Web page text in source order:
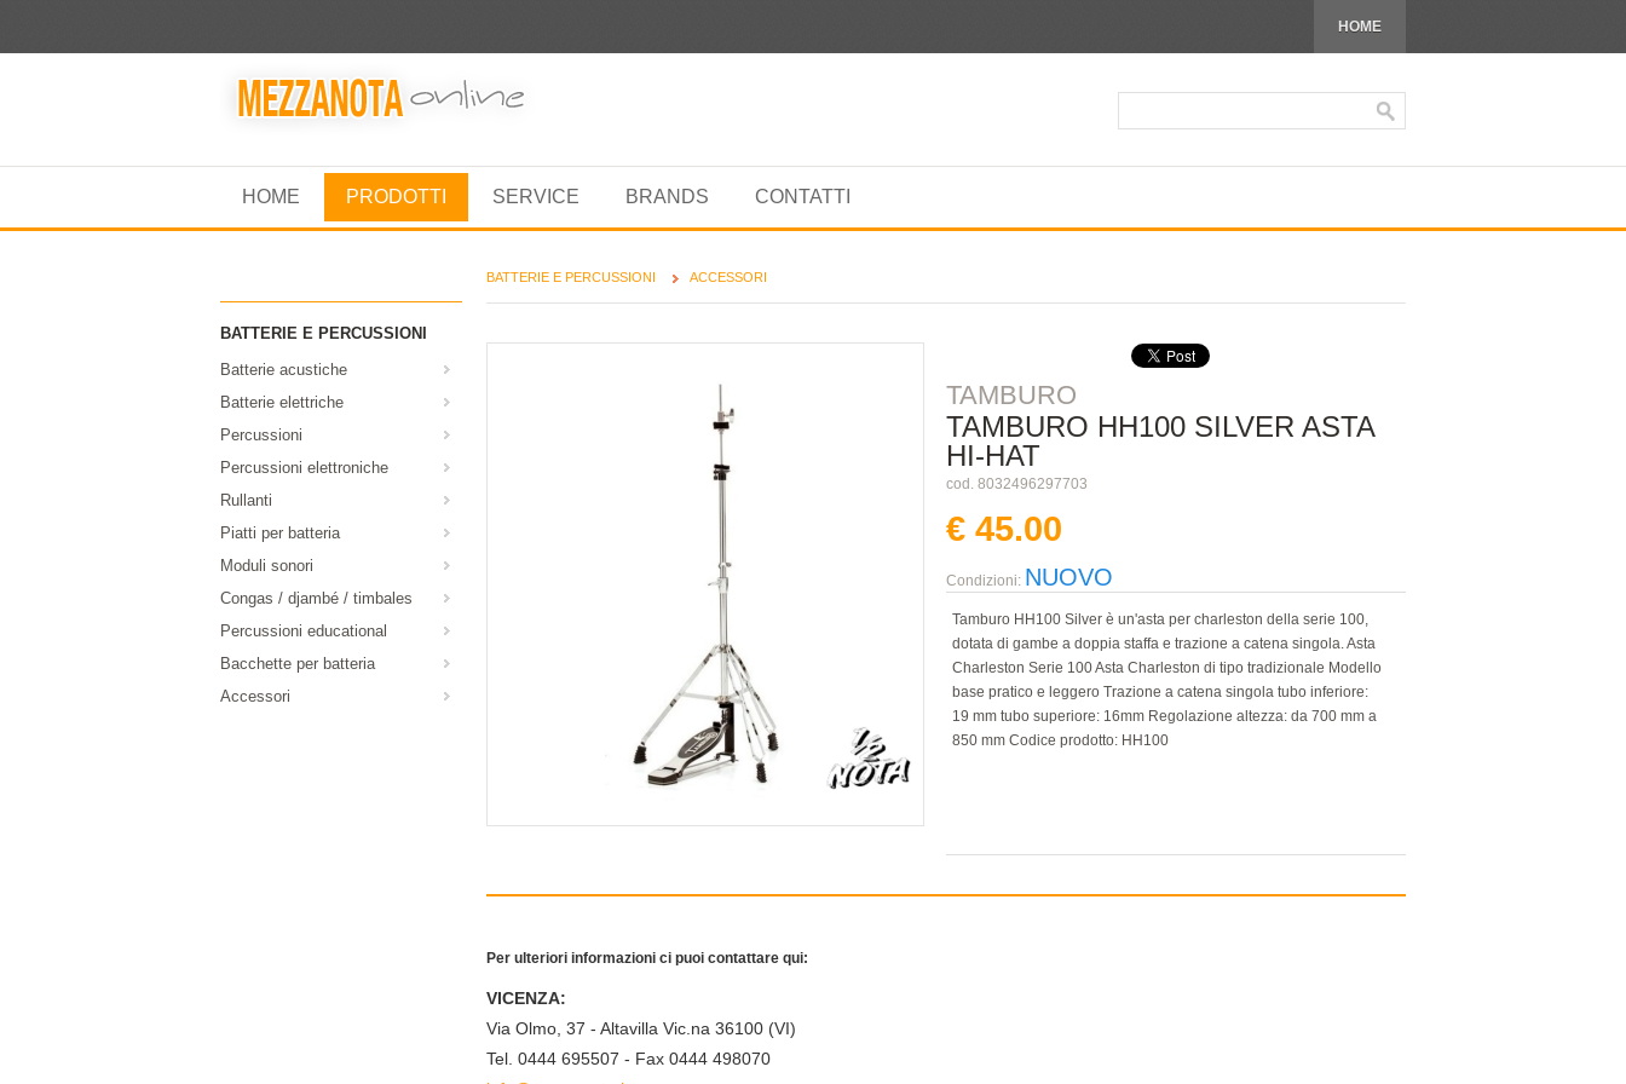
HOME
HOME PRODOTTI SERVICE BRANDS CONTATTI
BATTERIE E PERCUSSIONI
Batterie acustiche
Batterie elettriche
Percussioni
Percussioni elettroniche
Rullanti
Piatti per batteria
Moduli sonori
Congas / djambé / timbales
Percussioni educational
Bacchette per batteria
Accessori
BATTERIE E PERCUSSIONI ACCESSORI
TAMBURO
TAMBURO HH100 SILVER ASTA
HI-HAT
cod. 8032496297703
€ 45.00
Condizioni: NUOVO
Tamburo HH100 Silver è un'asta per charleston della serie 100,
dotata di gambe a doppia staffa e trazione a catena singola. Asta
Charleston Serie 100 Asta Charleston di tipo tradizionale Modello
base pratico e leggero Trazione a catena singola tubo inferiore:
19 mm tubo superiore: 16mm Regolazione altezza: da 700 mm a
850 mm Codice prodotto: HH100
Per ulteriori informazioni ci puoi contattare qui:
VICENZA:
Via Olmo, 37 - Altavilla Vic.na 36100 (VI)
Tel. 0444 695507 - Fax 0444 498070